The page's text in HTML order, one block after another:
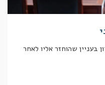
בעניין שהוחזר אליו לאחר